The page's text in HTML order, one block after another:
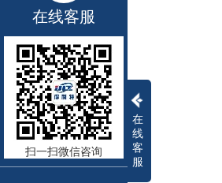
在
线
客
服
在线客服
扫一扫微信咨询